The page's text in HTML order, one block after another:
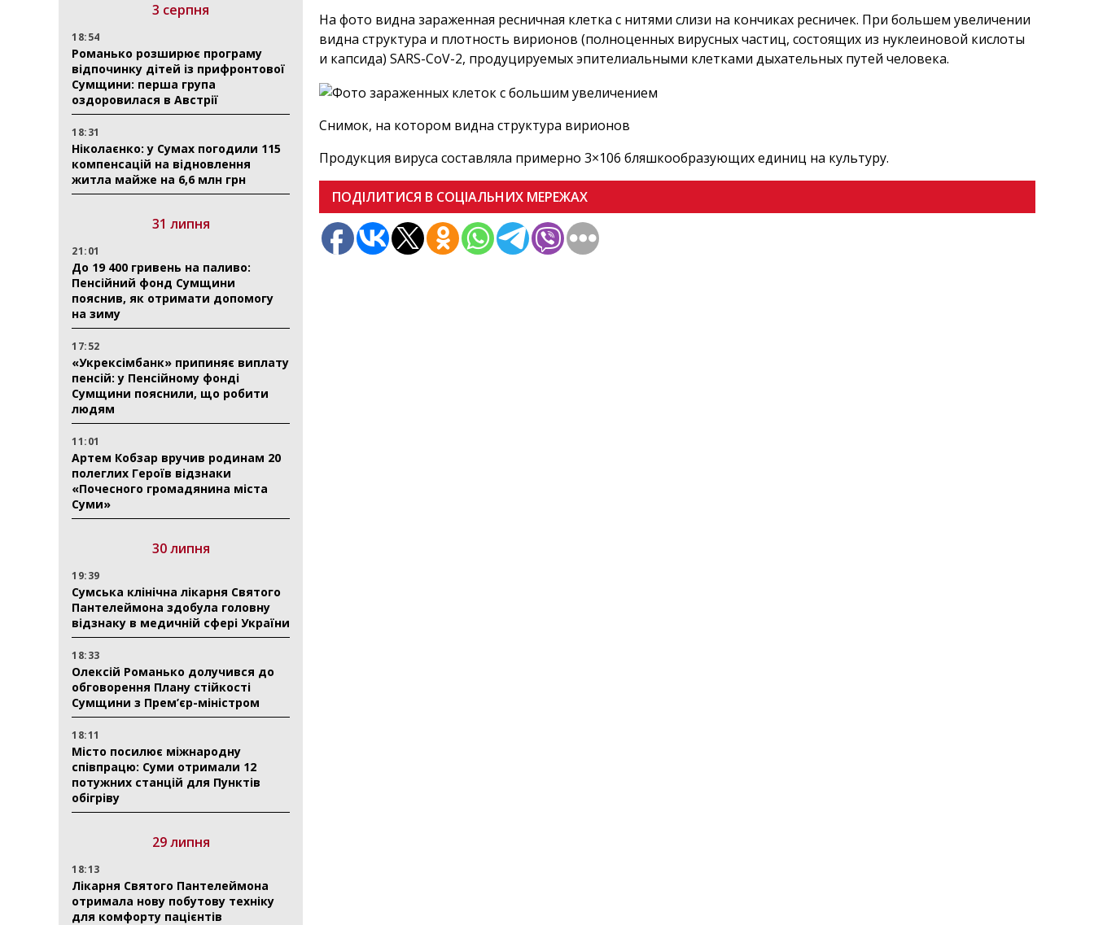
3 серпня
18:54
Романько розширює програму
відпочинку дітей із прифронтової
Сумщини: перша група
оздоровилася в Австрії
18:31
Ніколаєнко: у Сумах погодили 115
компенсацій на відновлення
житла майже на 6,6 млн грн
31 липня
21:01
До 19 400 гривень на паливо:
Пенсійний фонд Сумщини
пояснив, як отримати допомогу
на зиму
17:52
«Укрексімбанк» припиняє виплату
пенсій: у Пенсійному фонді
Сумщини пояснили, що робити
людям
11:01
Артем Кобзар вручив родинам 20
полеглих Героїв відзнаки
«Почесного громадянина міста
Суми»
30 липня
19:39
Сумська клінічна лікарня Святого
Пантелеймона здобула головну
відзнаку в медичній сфері України
18:33
Олексій Романько долучився до
обговорення Плану стійкості
Сумщини з Прем’єр-міністром
18:11
Місто посилює міжнародну
співпрацю: Суми отримали 12
потужних станцій для Пунктів
обігріву
29 липня
18:13
Лікарня Святого Пантелеймона
отримала нову побутову техніку
для комфорту пацієнтів
На фото видна зараженная ресничная клетка с нитями слизи на кончиках ресничек. При большем увеличении
видна структура и плотность вирионов (полноценных вирусных частиц, состоящих из нуклеиновой кислоты
и капсида) SARS-CoV-2, продуцируемых эпителиальными клетками дыхательных путей человека.
Снимок, на котором видна структура вирионов
Продукция вируса составляла примерно 3×106 бляшкообразующих единиц на культуру.
ПОДІЛИТИСЯ В СОЦІАЛЬНИХ МЕРЕЖАХ